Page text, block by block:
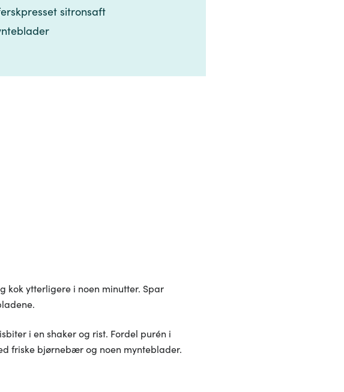
kok ytterligere i noen minutter. Spar
i en shaker og rist. Fordel purén i
friske bjørnebær og noen mynteblader.